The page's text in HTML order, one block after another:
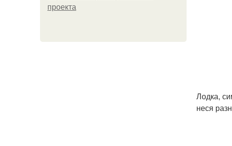
проекта
Лодка,
неся